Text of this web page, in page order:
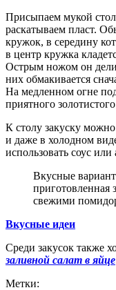
Присыпаем мукой
раскатываем пласт.
кружок, в середину
в центр кружка
Острым ножом он
них обмакивается
На медленном огне
приятного
К столу закуску
и даже в холодном
использовать соус или
Вкусные
приготовленная
свежими
Вкусные идеи
Среди закусок также
заливной салат в яйце
Метки: